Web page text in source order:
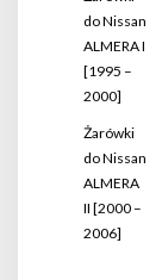
do Nissan
ALMERA I
[1995 –
2000]
Żarówki
do Nissan
ALMERA
II [2000 –
2006]